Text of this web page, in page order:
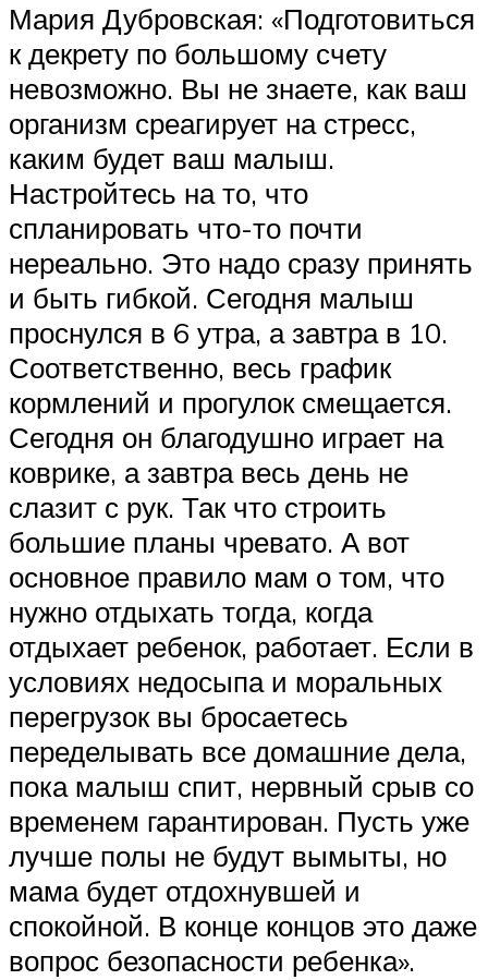
Мария Дубровская: «Подготовиться
к декрету по большому счету
невозможно. Вы не знаете, как ваш
организм среагирует на стресс,
каким будет ваш малыш.
Настройтесь на то, что
спланировать что-то почти
нереально. Это надо сразу принять
и быть гибкой. Сегодня малыш
проснулся в 6 утра, а завтра в 10.
Соответственно, весь график
кормлений и прогулок смещается.
Сегодня он благодушно играет на
коврике, а завтра весь день не
слазит с рук. Так что строить
большие планы чревато. А вот
основное правило мам о том, что
нужно отдыхать тогда, когда
отдыхает ребенок, работает. Если в
условиях недосыпа и моральных
перегрузок вы бросаетесь
переделывать все домашние дела,
пока малыш спит, нервный срыв со
временем гарантирован. Пусть уже
лучше полы не будут вымыты, но
мама будет отдохнувшей и
спокойной. В конце концов это даже
вопрос безопасности ребенка».